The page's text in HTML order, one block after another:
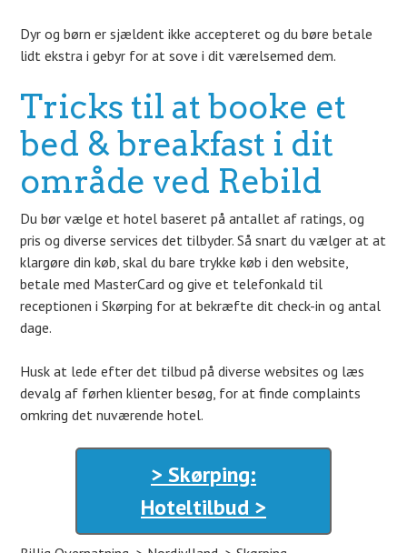
Dyr og børn er sjældent ikke accepteret og du børe betale
lidt ekstra i gebyr for at sove i dit værelsemed dem.
Tricks til at booke et
bed & breakfast i dit
område ved Rebild
Du bør vælge et hotel baseret på antallet af ratings, og
pris og diverse services det tilbyder. Så snart du vælger at at
klargøre din køb, skal du bare trykke køb i den website,
betale med MasterCard og give et telefonkald til
receptionen i Skørping for at bekræfte dit check-in og antal
dage.
Husk at lede efter det tilbud på diverse websites og læs
devalg af førhen klienter besøg, for at finde complaints
omkring det nuværende hotel.
> Skørping:
Hoteltilbud >